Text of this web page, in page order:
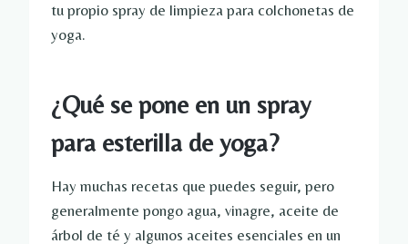
tu propio spray de limpieza para colchonetas de
yoga.
¿Qué se pone en un spray
para esterilla de yoga?
Hay muchas recetas que puedes seguir, pero
generalmente pongo agua, vinagre, aceite de
árbol de té y algunos aceites esenciales en un